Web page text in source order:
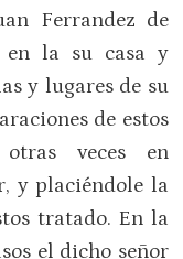
Ferrandez de
en la su casa y
y lugares de su
de estos
veces en
y placiéndole la
tratado. En la
el dicho señor